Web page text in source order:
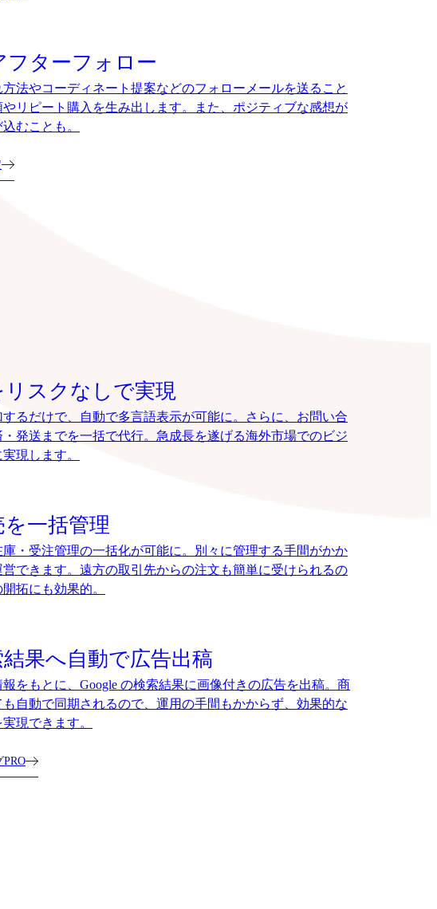
フターフォロー
法やコーディネート提案などのフォローメールを送ること
リピート購入を生み出します。また、ポジティブな感想が
むことも。
リスクなしで実現
るだけで、自動で多言語表示が可能に。さらに、お問い合
発送までを一括で代行。急成長を遂げる海外市場でのビジ
現します。
一括管理
・受注管理の一括化が可能に。別々に管理する手間がかか
できます。遠方の取引先からの注文も簡単に受けられるの
拓にも効果的。
結果へ自動で広告出稿
をもとに、Google の検索結果に画像付きの広告を出稿。商
自動で同期されるので、運用の手間もかからず、効果的な
現できます。
PRO